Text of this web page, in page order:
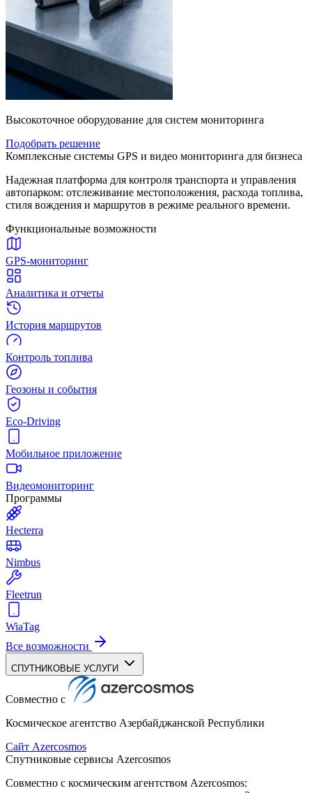
Высокоточное оборудование для систем мониторинга
Подобрать решение
Комплексные системы GPS и видео мониторинга для бизнеса
Надежная платформа для контроля транспорта и управления
автопарком: отслеживание местоположения, расхода топлива,
стиля вождения и маршрутов в режиме реального времени.
Функциональные возможности
GPS-мониторинг
Аналитика и отчеты
История маршрутов
Контроль топлива
Геозоны и события
Eco-Driving
Мобильное приложение
Видеомониторинг
Программы
Hecterra
Nimbus
Fleetrun
WiaTag
Все возможности
СПУТНИКОВЫЕ УСЛУГИ
Совместно с
Космическое агентство Азербайджанской Республики
Сайт Azercosmos
Спутниковые сервисы Azercosmos
Совместно с космическим агентством Azercosmos: